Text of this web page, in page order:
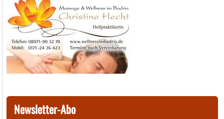
Newsletter-Abo